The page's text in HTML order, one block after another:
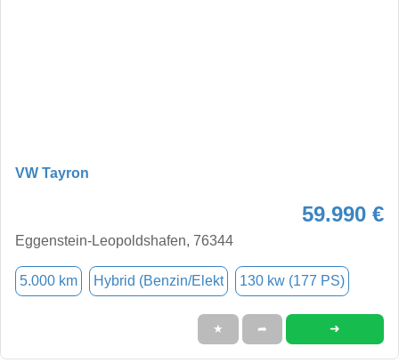
VW Tayron
59.990 €
Eggenstein-Leopoldshafen, 76344
5.000 km Hybrid (Benzin/Elekt 130 kw (177 PS)
★ ➦ ➜